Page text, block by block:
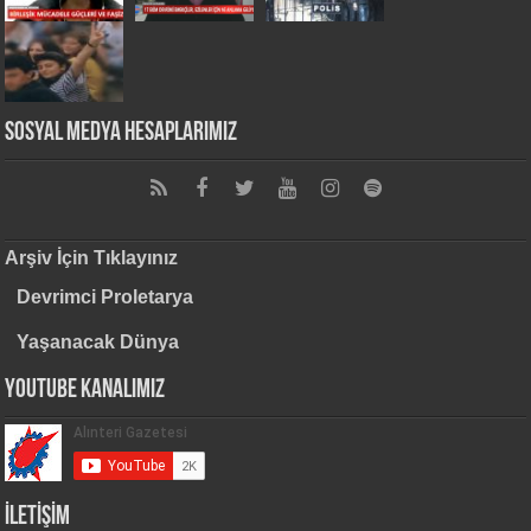
Sosyal Medya Hesaplarımız
Arşiv İçin Tıklayınız
Devrimci Proletarya
Yaşanacak Dünya
Youtube Kanalımız
İLETİŞİM